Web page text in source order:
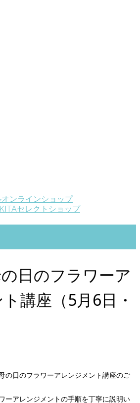
ンラインショップ
セレクトショップ
の日のフラワーア
講座（5月6日・
の日のフラワーアレンジメント講座のご
ーアレンジメントの手順を丁寧に説明い